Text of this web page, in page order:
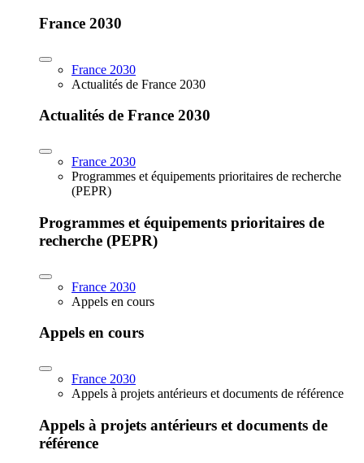
France 2030
France 2030
Actualités de France 2030
Actualités de France 2030
France 2030
Programmes et équipements prioritaires de recherche
(PEPR)
Programmes et équipements prioritaires de
recherche (PEPR)
France 2030
Appels en cours
Appels en cours
France 2030
Appels à projets antérieurs et documents de référence
Appels à projets antérieurs et documents de
référence